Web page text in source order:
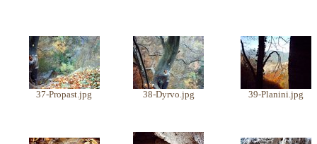
37-Propast.jpg 38-Dyrvo.jpg 39-Planini.jpg